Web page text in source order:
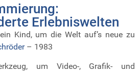
Erlebniswelten
Kind, um die Welt auf’s neue zu
– 1983
um Video-, Grafik- und